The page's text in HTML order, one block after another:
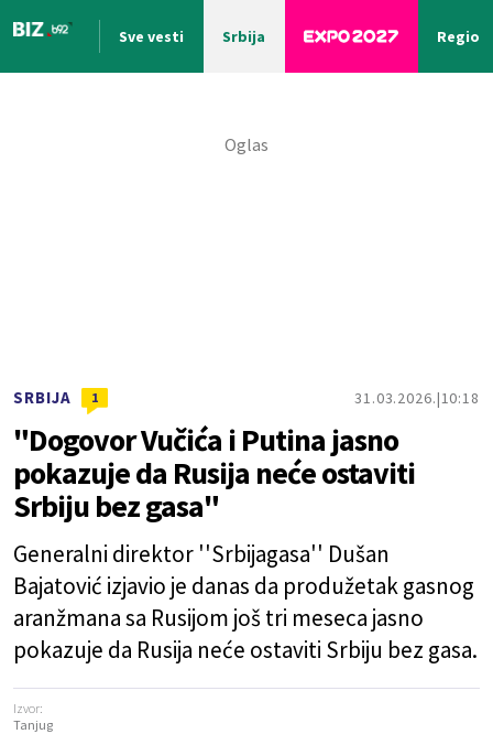
Sve vesti Srbija Region
SRBIJA 1 31.03.2026. 10:18
"Dogovor Vučića i Putina jasno
pokazuje da Rusija neće ostaviti
Srbiju bez gasa"
Generalni direktor ''Srbijagasa'' Dušan
Bajatović izjavio je danas da produžetak gasnog
aranžmana sa Rusijom još tri meseca jasno
pokazuje da Rusija neće ostaviti Srbiju bez gasa.
Izvor:
Tanjug